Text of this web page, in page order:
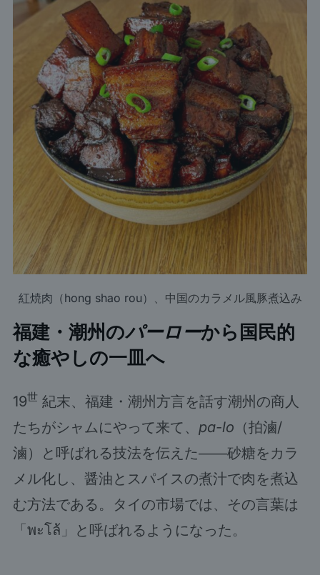
紅焼肉（hong shao rou） 、中国のカラメル風豚煮込み
福建・潮州のパーローから国民的
な癒やしの一皿へ
19世 紀末、福建・潮州方言を話す潮州の商人
たちがシャムにやって来て、 pa-lo （拍滷/
滷）と呼ばれる技法を伝えた――砂糖をカラ
メル化し、醤油とスパイスの煮汁で肉を煮込
む方法である。タイの市場では、その言葉は
「พะโล้」と呼ばれるようになった。